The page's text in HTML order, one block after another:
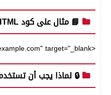
📘 مثال على كود HTML الناتج
<a href="https://example.com" target="_blank">اضغط هنا</a>
🔒 لماذا يجب أن